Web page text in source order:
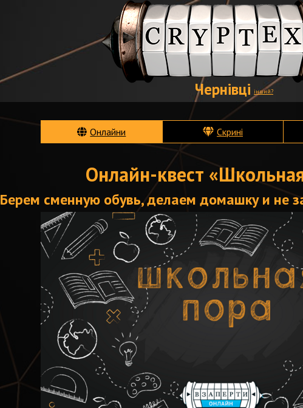
Чернівці інший?
Онлайни Скрині
Онлайн-квест
Берем сменную обувь, делаем домашку и не